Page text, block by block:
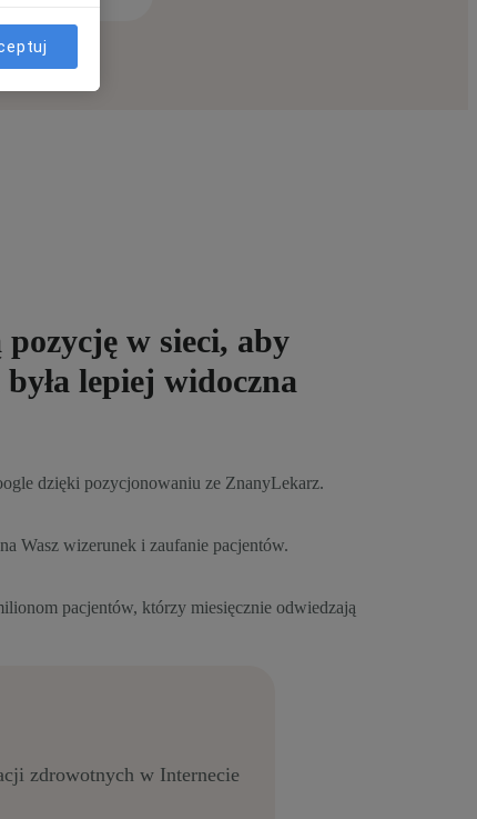
w sieci, aby
lepiej widoczna
dzięki pozycjonowaniu ze ZnanyLekarz.
Wasz wizerunek i zaufanie pacjentów.
pacjentów, którzy miesięcznie odwiedzają
zdrowotnych w Internecie